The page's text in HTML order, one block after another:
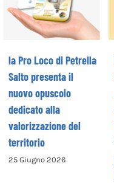
nuovo opuscolo
dedicato alla
valorizzazione
del territorio
la Pro Loco di Petrella
Salto presenta il
nuovo opuscolo
dedicato alla
valorizzazione del
territorio
25 Giugno 2026